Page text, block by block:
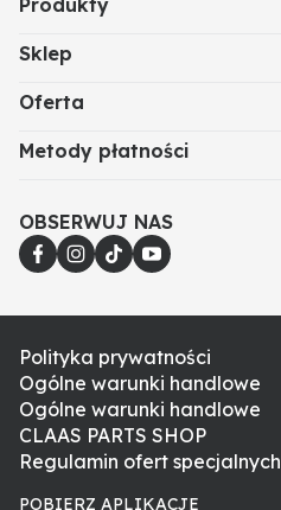
Produkty
Sklep
Oferta
Metody płatności
OBSERWUJ NAS
Polityka prywatności
Ogólne warunki handlowe
Ogólne warunki handlowe
CLAAS PARTS SHOP
Regulamin ofert specjalnych
POBIERZ APLIKACJE